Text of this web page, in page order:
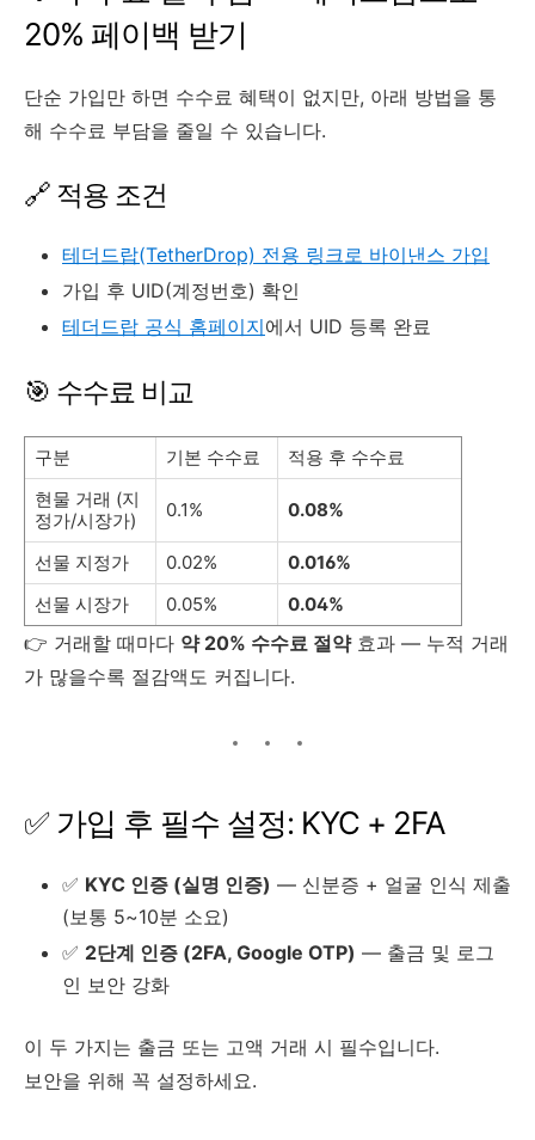
20% 페이백 받기
단순 가입만 하면 수수료 혜택이 없지만, 아래 방법을 통
해 수수료 부담을 줄일 수 있습니다.
🔗 적용 조건
테더드랍(TetherDrop) 전용 링크로 바이낸스 가입
가입 후 UID(계정번호) 확인
테더드랍 공식 홈페이지에서 UID 등록 완료
🎯 수수료 비교
구분 기본 수수료
적용 후 수수료
현물 거래 (지
정가/시장가)
0.1% 0.08%
선물 지정가 0.02%
0.016%
선물 시장가
0.05% 0.04%
👉 거래할 때마다 약 20% 수수료 절약효과 — 누적 거래
가 많을수록 절감액도 커집니다.
✅ 가입 후 필수 설정: KYC + 2FA
✅ KYC 인증 (실명 인증) — 신분증 + 얼굴 인식 제출
(보통 5~10분 소요)
✅ 2단계 인증 (2FA, Google OTP) — 출금 및 로그
인 보안 강화
이 두 가지는 출금 또는 고액 거래 시 필수입니다.
보안을 위해 꼭 설정하세요.